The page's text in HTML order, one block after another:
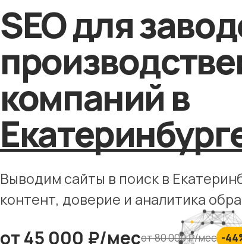
NEW
Сайты услуг
Медицина и
клиники
Юридические
компании
Строительные
компании
Туристические
сайты
NEW
SEO для
компаний в
Выводим сайты в поиск в
контент, доверие и аналитика
от 45 000 ₽/месот 80 000 ₽/мес -